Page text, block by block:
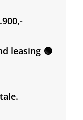
leasing 🟢